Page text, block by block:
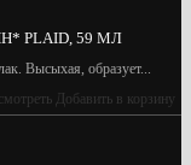
PLAID, 59 МЛ
Высыхая, образует...
Добавить в корзину